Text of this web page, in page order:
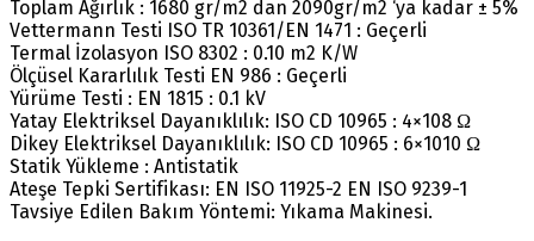
Toplam Ağırlık : 1680 gr/m2 dan 2090gr/m2 ‘ya kadar ± 5%
Vettermann Testi ISO TR 10361/EN 1471 : Geçerli
Termal İzolasyon ISO 8302 : 0.10 m2 K/W
Ölçüsel Kararlılık Testi EN 986 : Geçerli
Yürüme Testi : EN 1815 : 0.1 kV
Yatay Elektriksel Dayanıklılık: ISO CD 10965 : 4×108 Ω
Dikey Elektriksel Dayanıklılık: ISO CD 10965 : 6×1010 Ω
Statik Yükleme : Antistatik
Ateşe Tepki Sertifikası: EN ISO 11925-2 EN ISO 9239-1
Tavsiye Edilen Bakım Yöntemi: Yıkama Makinesi.